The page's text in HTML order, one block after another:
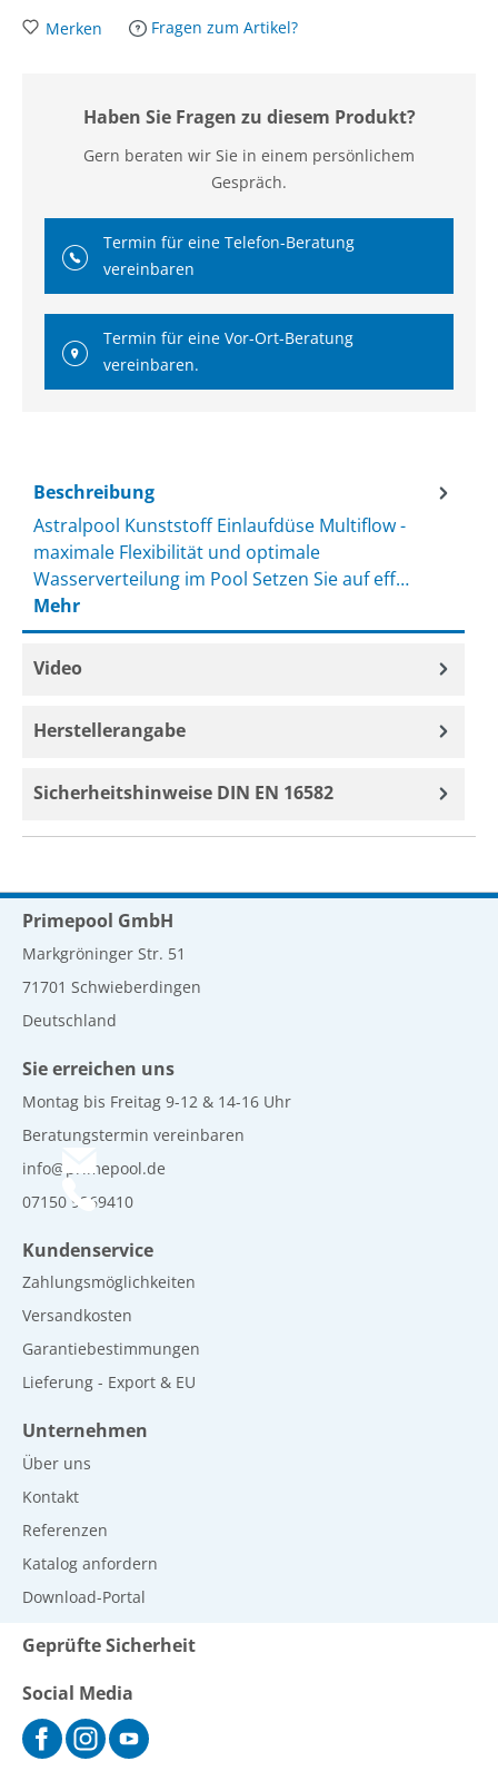
Merken Fragen zum Artikel?
Haben Sie Fragen zu diesem Produkt?
Gern beraten wir Sie in einem persönlichem
Gespräch.
Termin für eine Telefon-Beratung
vereinbaren
Termin für eine Vor-Ort-Beratung
vereinbaren.
Beschreibung
Astralpool Kunststoff Einlaufdüse Multiflow -
maximale Flexibilität und optimale
Wasserverteilung im Pool Setzen Sie auf eff…
Mehr
Video
Herstellerangabe
Sicherheitshinweise DIN EN 16582
Primepool GmbH
Markgröninger Str. 51
71701 Schwieberdingen
Deutschland
Sie erreichen uns
Montag bis Freitag 9-12 & 14-16 Uhr
Beratungstermin vereinbaren
info@primepool.de
07150 9269410
Kundenservice
Zahlungsmöglichkeiten
Versandkosten
Garantiebestimmungen
Lieferung - Export & EU
Unternehmen
Über uns
Kontakt
Referenzen
Katalog anfordern
Download-Portal
Geprüfte Sicherheit
Social Media